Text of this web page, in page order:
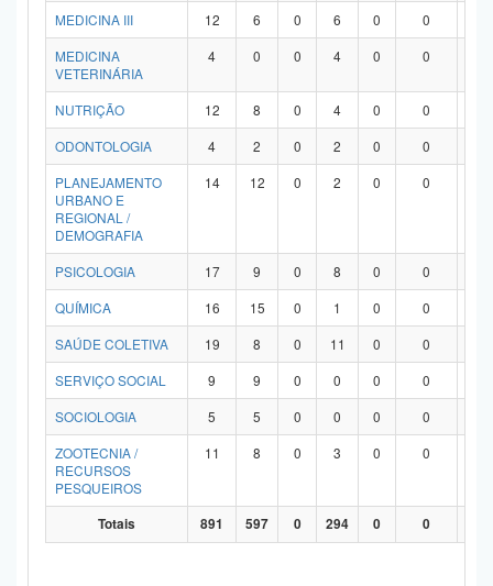
MEDICINA III
12 6 0 6 0 0
MEDICINA
VETERINÁRIA
4 0 0 4 0 0
NUTRIÇÃO 12 8 0 4 0 0
ODONTOLOGIA
4 2 0 2 0 0
PLANEJAMENTO
URBANO E
REGIONAL /
DEMOGRAFIA
14 12 0 2 0 0
PSICOLOGIA 17 9 0 8 0 0
QUÍMICA
16 15 0 1 0 0
SAÚDE COLETIVA
19 8 0 11 0 0
SERVIÇO SOCIAL
9 9 0 0 0 0
SOCIOLOGIA
5 5 0 0 0 0
ZOOTECNIA /
RECURSOS
PESQUEIROS
11 8 0 3 0 0
Totais 891 597 0 294 0 0